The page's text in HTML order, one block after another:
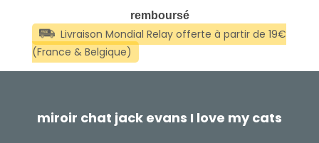
remboursé
miroir chat jack evans I love my cats